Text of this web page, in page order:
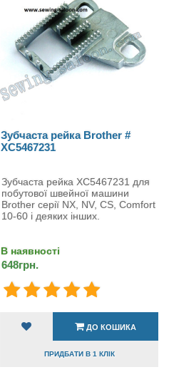
Зубчаста рейка Brother #
XC5467231
Зубчаста рейка XC5467231 для
побутової швейної машини
Brother серії NX, NV, CS, Comfort
10-60 і деяких інших.
В наявності
648грн.
ДО КОШИКА
ПРИДБАТИ В 1 КЛІК